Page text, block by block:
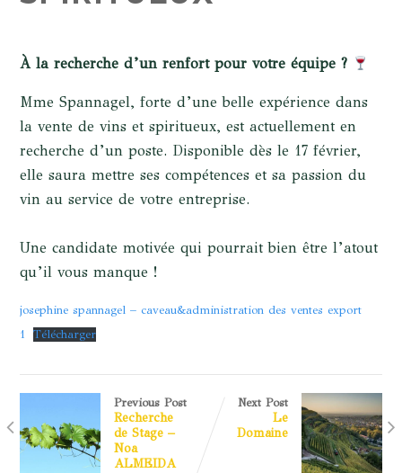
À la recherche d’un renfort pour votre équipe ?
Mme Spannagel, forte d’une belle expérience dans
la vente de vins et spiritueux, est actuellement en
recherche d’un poste. Disponible dès le 17 février,
elle saura mettre ses compétences et sa passion du
vin au service de votre entreprise.
Une candidate motivée qui pourrait bien être l’atout
qu’il vous manque !
josephine spannagel – caveau&administration des ventes export
1
Télécharger
Previous Post
Recherche
de Stage –
Noa
ALMEIDA
Next Post
Le
Domaine